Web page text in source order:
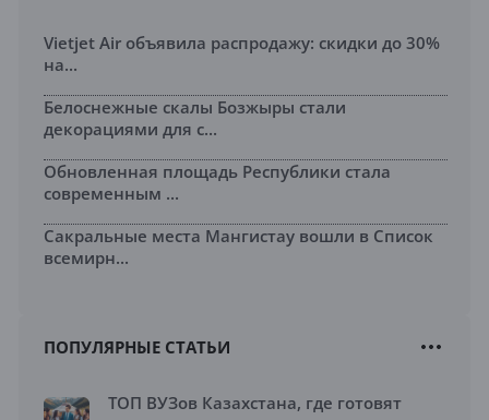
Vietjet Air объявила распродажу: скидки до 30%
на...
Белоснежные скалы Бозжыры стали
декорациями для с...
Обновленная площадь Республики стала
современным ...
Сакральные места Мангистау вошли в Список
всемирн...
ПОПУЛЯРНЫЕ СТАТЬИ
ТОП ВУЗов Казахстана, где готовят